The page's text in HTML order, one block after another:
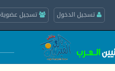
تسجيل الدخول تسجيل عضوية